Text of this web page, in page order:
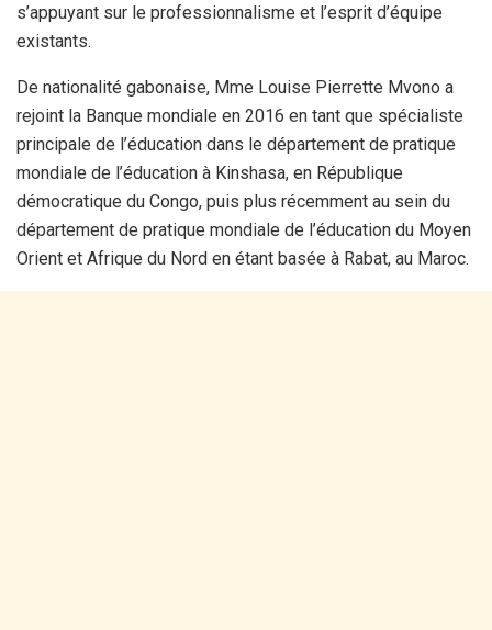
s’appuyant sur le professionnalisme et l’esprit d’équipe
existants.
De nationalité gabonaise, Mme Louise Pierrette Mvono a
rejoint la Banque mondiale en 2016 en tant que spécialiste
principale de l’éducation dans le département de pratique
mondiale de l’éducation à Kinshasa, en République
démocratique du Congo, puis plus récemment au sein du
département de pratique mondiale de l’éducation du Moyen
Orient et Afrique du Nord en étant basée à Rabat, au Maroc.